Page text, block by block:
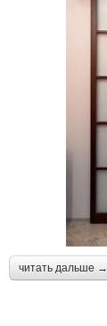
читать дальше →